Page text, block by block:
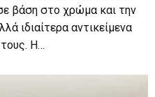
βάση στο χρώμα και την
ιδιαίτερα αντικείμενα
H…